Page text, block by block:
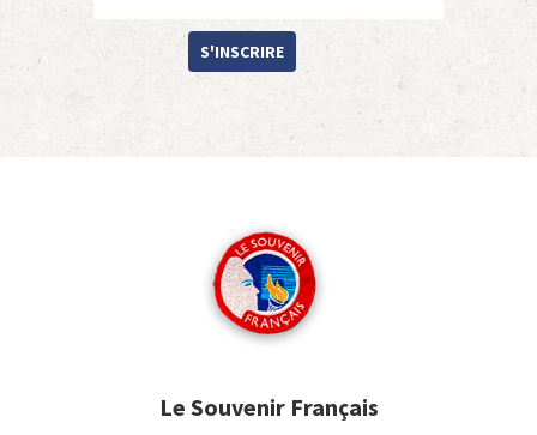
S'INSCRIRE
Le Souvenir Français